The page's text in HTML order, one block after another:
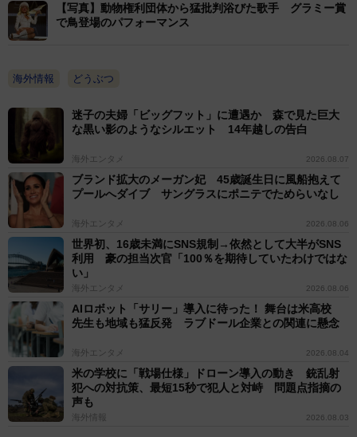
【写真】動物権利団体から猛批判浴びた歌手 グラミー賞
で鳥登場のパフォーマンス
海外情報 どうぶつ
迷子の夫婦「ビッグフット」に遭遇か 森で見た巨大
な黒い影のようなシルエット 14年越しの告白
海外エンタメ 2026.08.07
ブランド拡大のメーガン妃 45歳誕生日に風船抱えて
プールへダイブ サングラスにポニテでためらいなし
海外エンタメ 2026.08.06
世界初、16歳未満にSNS規制→依然として大半がSNS
利用 豪の担当次官「100％を期待していたわけではな
い」
海外エンタメ 2026.08.06
AIロボット「サリー」導入に待った！ 舞台は米高校
先生も地域も猛反発 ラブドール企業との関連に懸念
海外エンタメ 2026.08.04
米の学校に「戦場仕様」ドローン導入の動き 銃乱射
犯への対抗策、最短15秒で犯人と対峙 問題点指摘の
声も
海外情報 2026.08.03